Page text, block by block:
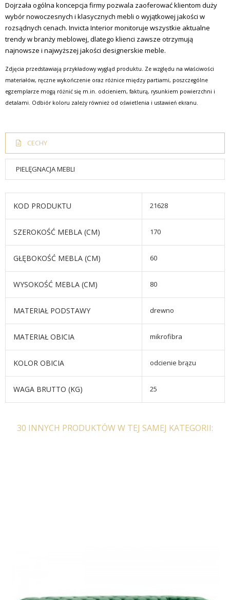
Dojrzała ogólna koncepcja firmy pozwala zaoferować klientom duży
wybór nowoczesnych i klasycznych mebli o wyjątkowej jakości w
rozsądnych cenach. Invicta Interior monitoruje wszystkie aktualne
trendy w branży meblowej, dlatego klienci zawsze otrzymują
najnowsze i najwyższej jakości designerskie meble.
Zdjęcia przedstawiają przykładowy wygląd produktu. Ze względu na właściwości
materiałów, ręczne wykończenie oraz różnice między partiami, poszczególne
egzemplarze mogą różnić się m.in. odcieniem, fakturą, rysunkiem powierzchni i
detalami. Odbiór koloru zależy również od oświetlenia i ustawień ekranu.
CECHY
PIELĘGNACJA MEBLI
KOD PRODUKTU 21628
SZEROKOŚĆ MEBLA (CM) 170
GŁĘBOKOŚĆ MEBLA (CM) 60
WYSOKOŚĆ MEBLA (CM) 80
MATERIAŁ PODSTAWY drewno
MATERIAŁ OBICIA mikrofibra
KOLOR OBICIA odcienie brązu
WAGA BRUTTO (KG) 25
30 INNYCH PRODUKTÓW W TEJ SAMEJ KATEGORII: